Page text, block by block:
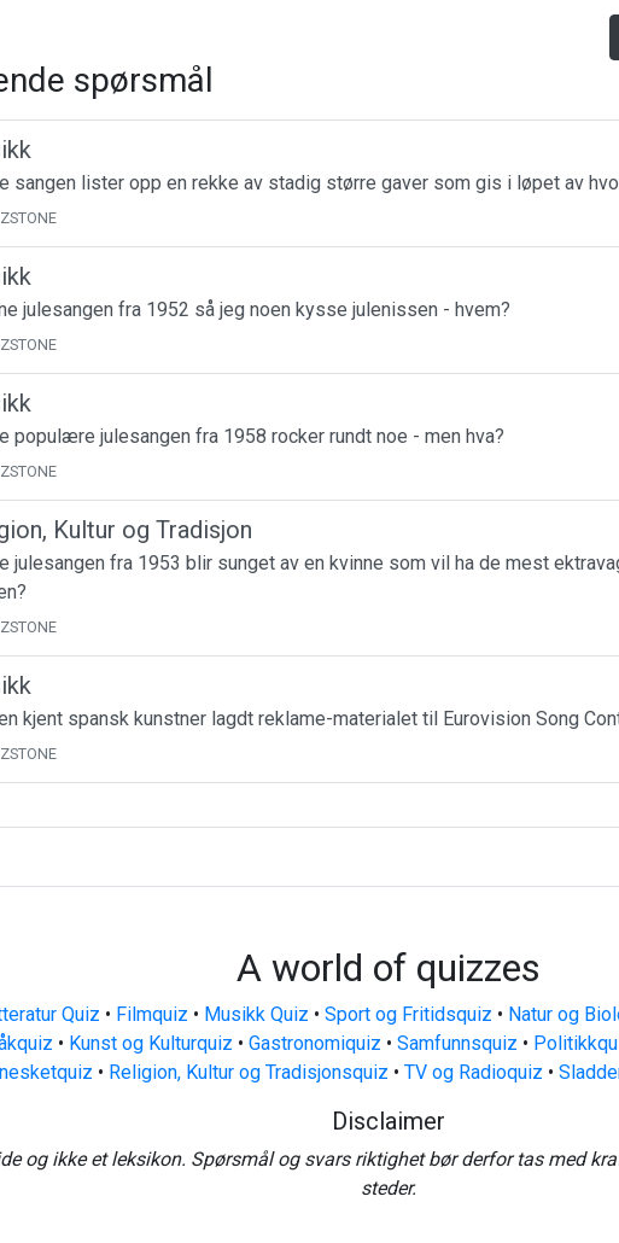
spørsmål
sangen lister opp en rekke av stadig større gaver som gis i løpet av
julesangen fra 1952 så jeg noen kysse julenissen - hvem?
populære julesangen fra 1958 rocker rundt noe - men hva?
Kultur og Tradisjon
julesangen fra 1953 blir sunget av en kvinne som vil ha de mest
kjent spansk kunstner lagdt reklame-materialet til Eurovision Song
A world of quizzes
Quiz • Filmquiz • Musikk Quiz • Sport og Fritidsquiz • Natur og
• Kunst og Kulturquiz • Gastronomiquiz • Samfunnsquiz •
• Religion, Kultur og Tradisjonsquiz • TV og Radioquiz •
Disclaimer
og ikke et leksikon. Spørsmål og svars riktighet bør derfor tas med
steder.